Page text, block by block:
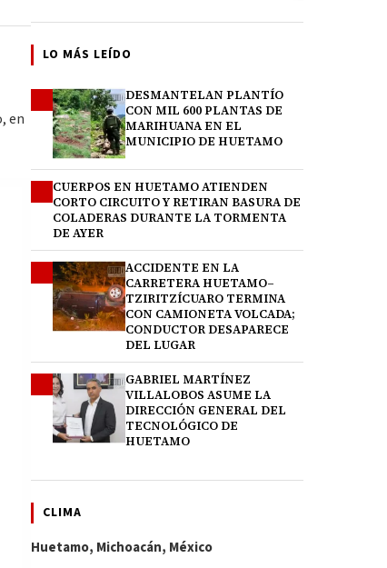
en
LO MÁS LEÍDO
DESMANTELAN PLANTÍO
CON MIL 600 PLANTAS DE
MARIHUANA EN EL
MUNICIPIO DE HUETAMO
CUERPOS EN HUETAMO ATIENDEN
CORTO CIRCUITO Y RETIRAN BASURA DE
COLADERAS DURANTE LA TORMENTA
DE AYER
ACCIDENTE EN LA
CARRETERA HUETAMO–
TZIRITZÍCUARO TERMINA
CON CAMIONETA VOLCADA;
CONDUCTOR DESAPARECE
DEL LUGAR
GABRIEL MARTÍNEZ
VILLALOBOS ASUME LA
DIRECCIÓN GENERAL DEL
TECNOLÓGICO DE
HUETAMO
CLIMA
Huetamo, Michoacán, México